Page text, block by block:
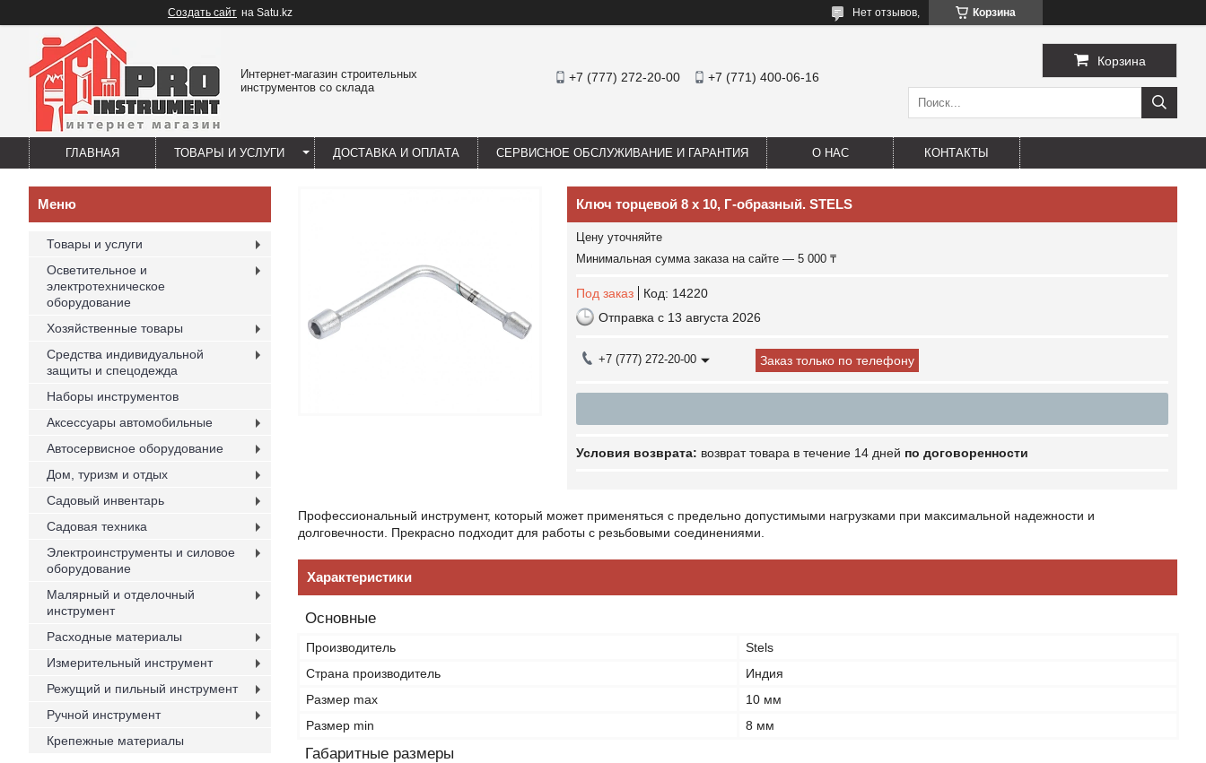
Создать сайт на Satu.kz Корзина
Нет отзывов,
Интернет-магазин строительных
инструментов со склада
+7 (777) 272-20-00 +7 (771) 400-06-16
Корзина
ГЛАВНАЯ ТОВАРЫ И УСЛУГИ ДОСТАВКА И ОПЛАТА СЕРВИСНОЕ ОБСЛУЖИВАНИЕ И ГАРАНТИЯ О НАС КОНТАКТЫ
Ключ торцевой 8 х 10, Г-образный. STELS
Цену уточняйте
Минимальная сумма заказа на сайте — 5 000 ₸
Под заказ Код: 14220
Отправка с 13 августа 2026
+7 (777) 272-20-00 Заказ только по телефону
возврат товара в течение 14 дней по договоренности
Профессиональный инструмент, который может применяться с предельно допустимыми нагрузками при максимальной надежности и
долговечности. Прекрасно подходит для работы с резьбовыми соединениями.
Характеристики
Основные
Производитель
Stels
Страна производитель
Индия
Размер max
10 мм
Размер min
8 мм
Габаритные размеры
Товары и услуги
Осветительное и
электротехническое
оборудование
Хозяйственные товары
Средства индивидуальной
защиты и спецодежда
Наборы инструментов
Аксессуары автомобильные
Автосервисное оборудование
Дом, туризм и отдых
Садовый инвентарь
Садовая техника
Электроинструменты и силовое
оборудование
Малярный и отделочный
инструмент
Расходные материалы
Измерительный инструмент
Режущий и пильный инструмент
Ручной инструмент
Крепежные материалы